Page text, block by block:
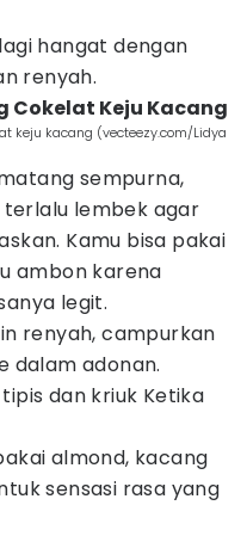
hangat dengan
renyah.
Cokelat Keju Kacang
keju kacang (vecteezy.com/Lidya
sempurna,
lembek agar
Kamu bisa pakai
ambon karena
legit.
renyah, campurkan
dalam adonan.
dan kriuk Ketika
almond, kacang
sensasi rasa yang